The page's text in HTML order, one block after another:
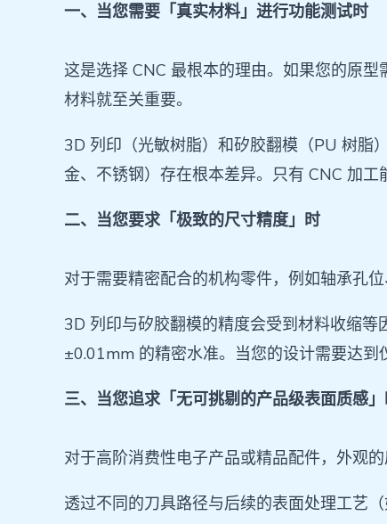
一、当您需要「真实材料」进行功能测试时
这是选择 CNC 最根本的理由。如果您的原
材料就至关重要。
3D 列印（光敏树脂）和矽胶翻模（PU 树脂
金、不锈钢）存在根本差异。只有 CNC 加
二、当您要求「极致的尺寸精度」时
对于需要精密配合的机构零件，例如轴承孔
3D 列印与矽胶翻模的精度会受到材料收缩
±0.01mm 的精密水准。当您的设计需要达到
三、当您追求「无可挑剔的产品级表面质感
对于高阶消费性电子产品或精品配件，外观
透过不同的刀具路径与后续的表面处理工艺